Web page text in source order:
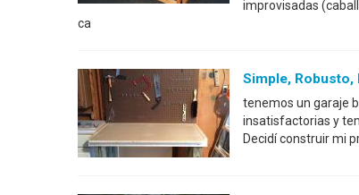
improvisadas
ca
Simple, Robusto,
tenemos un garaje
insatisfactorias y
Decidí construir mi